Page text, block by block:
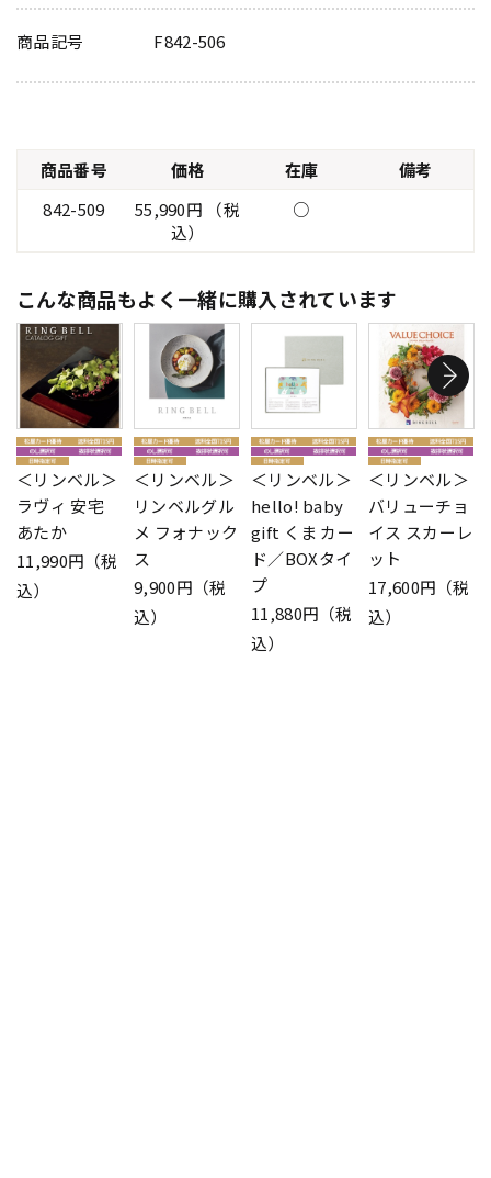
商品記号 F842-506
商品番号 価格 在庫
備考
842-509
55,990円 （税
込）
○
こんな商品もよく一緒に購入されています
＜リンベル＞
ラヴィ 安宅
あたか
11,990円（税
込）
＜リンベル＞
リンベルグル
メ フォナック
ス
9,900円（税
込）
＜リンベル＞
hello! baby
gift くま カー
ド／BOXタイ
プ
11,880円（税
込）
＜リンベル＞
バリューチョ
イス スカーレ
ット
17,600円（税
込）